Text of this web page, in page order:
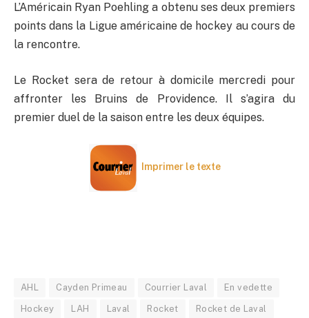
L’Américain Ryan Poehling a obtenu ses deux premiers
points dans la Ligue américaine de hockey au cours de
la rencontre.
Le Rocket sera de retour à domicile mercredi pour
affronter les Bruins de Providence. Il s’agira du
premier duel de la saison entre les deux équipes.
Imprimer le texte
AHL Cayden Primeau Courrier Laval En vedette
Hockey LAH Laval Rocket Rocket de Laval